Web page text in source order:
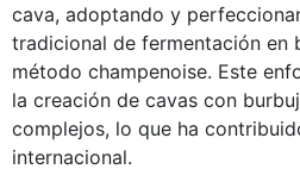
cava, adoptando y
tradicional de fermentación en
método champenoise. Este
la creación de cavas con
complejos, lo que ha
internacional.